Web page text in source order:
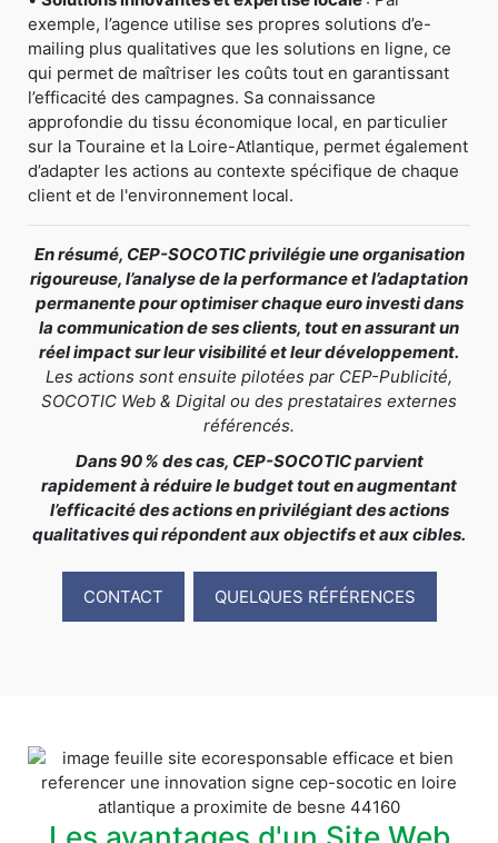
exemple, l’agence utilise ses propres solutions d’e-
mailing plus qualitatives que les solutions en ligne, ce
qui permet de maîtriser les coûts tout en garantissant
l’efficacité des campagnes. Sa connaissance
approfondie du tissu économique local, en particulier
sur la Touraine et la Loire-Atlantique, permet également
d’adapter les actions au contexte spécifique de chaque
client et de l'environnement local.
En résumé, CEP-SOCOTIC privilégie une organisation
rigoureuse, l’analyse de la performance et l’adaptation
permanente pour optimiser chaque euro investi dans
la communication de ses clients, tout en assurant un
réel impact sur leur visibilité et leur développement.
Les actions sont ensuite pilotées par CEP-Publicité,
SOCOTIC Web & Digital ou des prestataires externes
référencés.
Dans 90 % des cas, CEP-SOCOTIC parvient
rapidement à réduire le budget tout en augmentant
l’efficacité des actions en privilégiant des actions
qualitatives qui répondent aux objectifs et aux cibles.
CONTACT QUELQUES RÉFÉRENCES